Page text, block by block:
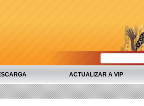
ACTUALIZAR A VIP